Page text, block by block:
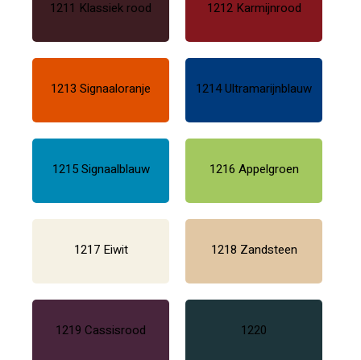
1211 Klassiek rood 1212 Karmijnrood
1213 Signaaloranje 1214 Ultramarijnblauw
1215 Signaalblauw 1216 Appelgroen
1217 Eiwit 1218 Zandsteen
1219 Cassisrood 1220